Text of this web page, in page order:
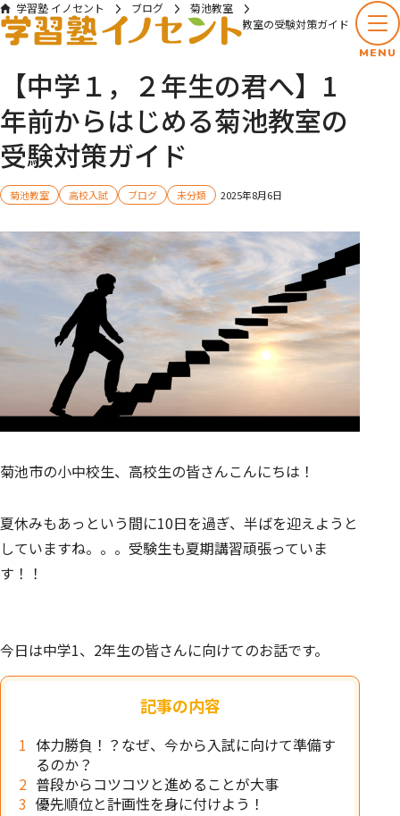
MENU
学習塾 イノセント ブログ
菊池教室
【中学１，２年生の君へ】1年前からはじめる菊池教室の受験対策ガイド
【中学１，２年生の君へ】1
年前からはじめる菊池教室の
受験対策ガイド
菊池教室 高校入試 ブログ 未分類 2025年8月6日
菊池市の小中校生、高校生の皆さんこんにちは！
夏休みもあっという間に10日を過ぎ、半ばを迎えようと
していますね。。。受験生も夏期講習頑張っていま
す！！
今日は中学1、2年生の皆さんに向けてのお話です。
記事の内容
体力勝負！？なぜ、今から入試に向けて準備す
るのか？
普段からコツコツと進めることが大事
優先順位と計画性を身に付けよう！